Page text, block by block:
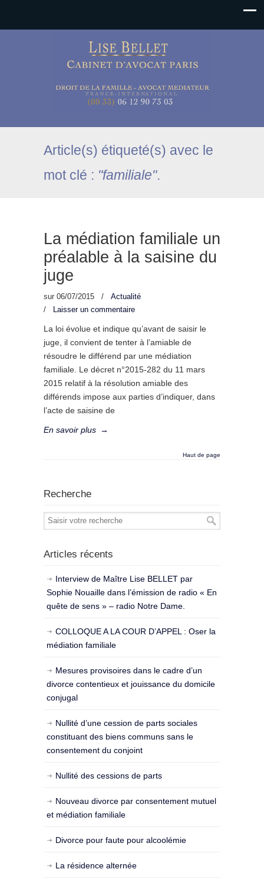
Article(s) étiqueté(s) avec le
mot clé : "familiale".
La médiation familiale un
préalable à la saisine du
juge
sur 06/07/2015 /
Actualité
/
Laisser un commentaire
La loi évolue et indique qu’avant de saisir le
juge, il convient de tenter à l’amiable de
résoudre le différend par une médiation
familiale. Le décret n°2015-282 du 11 mars
2015 relatif à la résolution amiable des
différends impose aux parties d’indiquer, dans
l’acte de saisine de
En savoir plus →
Haut de page
Recherche
Articles récents
Interview de Maître Lise BELLET par
Sophie Nouaille dans l’émission de radio « En
quête de sens » – radio Notre Dame.
COLLOQUE A LA COUR D’APPEL : Oser la
médiation familiale
Mesures provisoires dans le cadre d’un
divorce contentieux et jouissance du domicile
conjugal
Nullité d’une cession de parts sociales
constituant des biens communs sans le
consentement du conjoint
Nullité des cessions de parts
Nouveau divorce par consentement mutuel
et médiation familiale
Divorce pour faute pour alcoolémie
La résidence alternée